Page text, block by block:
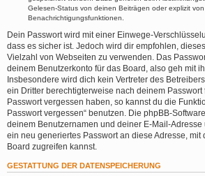
Gelesen-Status von deinen Beiträgen oder explizit
Benachrichtigungsfunktionen.
Dein Passwort wird mit einer Einwege-
dass es sicher ist. Jedoch wird dir empfohlen,
Vielzahl von Webseiten zu verwenden. Das
deinem Benutzerkonto für das Board, also geh mit
Insbesondere wird dich kein Vertreter des
ein Dritter berechtigterweise nach deinem Passwort
Passwort vergessen haben, so kannst du die
Passwort vergessen“ benutzen. Die phpBB-
deinem Benutzernamen und deiner E-Mail-
ein neu generiertes Passwort an diese Adresse, mit
Board zugreifen kannst.
GESTATTUNG DER DATENSPEICHERUNG